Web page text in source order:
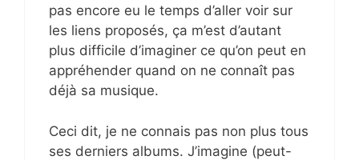
pas encore eu le temps d’aller voir sur
les liens proposés, ça m’est d’autant
plus difficile d’imaginer ce qu’on peut en
appréhender quand on ne connaît pas
déjà sa musique.
Ceci dit, je ne connais pas non plus tous
ses derniers albums. J’imagine (peut-